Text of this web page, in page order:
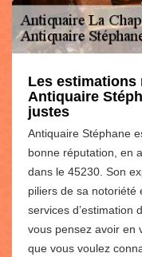
Les estimations
Antiquaire
justes
Antiquaire Stéphane
bonne réputation, en
dans le 45230. Son
piliers de sa notoriété
services d’estimation
vous pensez avoir en
que vous voulez